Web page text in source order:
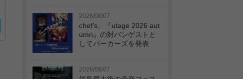
2026/08/07
chef’s、『utage 2026 aut
umn』の対バンゲストと
してパーカーズを発表
2026/08/07